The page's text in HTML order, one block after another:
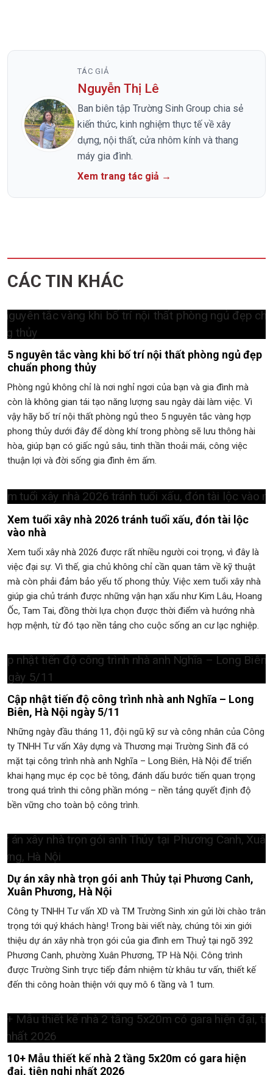
TÁC GIẢ
Nguyễn Thị Lê
Ban biên tập Trường Sinh Group chia sẻ
kiến thức, kinh nghiệm thực tế về xây
dựng, nội thất, cửa nhôm kính và thang
máy gia đình.
Xem trang tác giả →
CÁC TIN KHÁC
5 nguyên tắc vàng khi bố trí nội thất phòng ngủ đẹp
chuẩn phong thủy
Phòng ngủ không chỉ là nơi nghỉ ngơi của bạn và gia đình mà
còn là không gian tái tạo năng lượng sau ngày dài làm việc. Vì
vậy hãy bố trí nội thất phòng ngủ theo 5 nguyên tắc vàng hợp
phong thủy dưới đây để dòng khí trong phòng sẽ lưu thông hài
hòa, giúp bạn có giấc ngủ sâu, tinh thần thoải mái, công việc
thuận lợi và đời sống gia đình êm ấm.
Xem tuổi xây nhà 2026 tránh tuổi xấu, đón tài lộc
vào nhà
Xem tuổi xây nhà 2026 được rất nhiều người coi trọng, vì đây là
việc đại sự. Vì thế, gia chủ không chỉ cần quan tâm về kỹ thuật
mà còn phải đảm bảo yếu tố phong thủy. Việc xem tuổi xây nhà
giúp gia chủ tránh được những vận hạn xấu như Kim Lâu, Hoang
Ốc, Tam Tai, đồng thời lựa chọn được thời điểm và hướng nhà
hợp mệnh, từ đó tạo nền tảng cho cuộc sống an cư lạc nghiệp.
Cập nhật tiến độ công trình nhà anh Nghĩa – Long
Biên, Hà Nội ngày 5/11
Những ngày đầu tháng 11, đội ngũ kỹ sư và công nhân của Công
ty TNHH Tư vấn Xây dựng và Thương mại Trường Sinh đã có
mặt tại công trình nhà anh Nghĩa – Long Biên, Hà Nội để triển
khai hạng mục ép cọc bê tông, đánh dấu bước tiến quan trọng
trong quá trình thi công phần móng – nền tảng quyết định độ
bền vững cho toàn bộ công trình.
Dự án xây nhà trọn gói anh Thủy tại Phương Canh,
Xuân Phương, Hà Nội
Công ty TNHH Tư vấn XD và TM Trường Sinh xin gửi lời chào trân
trọng tới quý khách hàng! Trong bài viết này, chúng tôi xin giới
thiệu dự án xây nhà trọn gói của gia đình em Thuỷ tại ngõ 392
Phương Canh, phường Xuân Phương, TP Hà Nội. Công trình
được Trường Sinh trực tiếp đảm nhiệm từ khâu tư vấn, thiết kế
đến thi công hoàn thiện với quy mô 6 tầng và 1 tum.
10+ Mẫu thiết kế nhà 2 tầng 5x20m có gara hiện
đại, tiện nghi nhất 2026